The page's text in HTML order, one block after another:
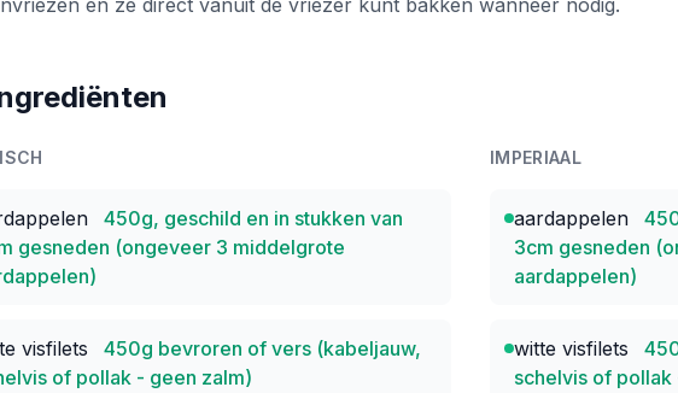
en ze direct vanuit de vriezer kunt bakken wanneer nodig.
450g, geschild en in stukken van
gesneden (ongeveer 3 middelgrote
visfilets
450g bevroren of vers (kabeljauw,
of pollak - geen zalm)
IMPERIAAL
aardappelen
3cm gesneden
aardappelen)
witte visfilets
schelvis of pollak